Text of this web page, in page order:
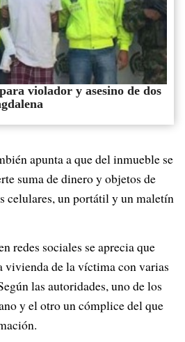
violador y asesino de dos
apunta a que del inmueble se
suma de dinero y objetos de
celulares, un portátil y un maletín
redes sociales se aprecia que
vivienda de la víctima con varias
las autoridades, uno de los
y el otro un cómplice del que